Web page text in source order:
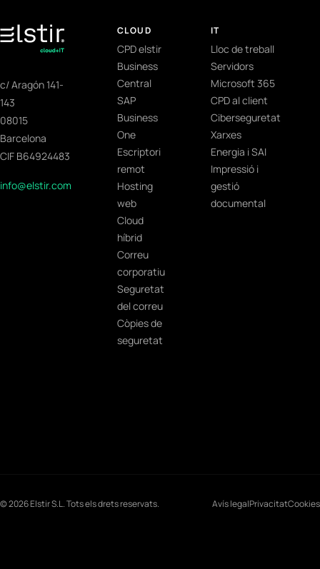
c/ Aragón 141-
143
08015
Barcelona
CIF B64924483
info@elstir.com
CLOUD
CPD elstir
Business
Central
SAP
Business
One
Escriptori
remot
Hosting
web
Cloud
híbrid
Correu
corporatiu
Seguretat
del correu
Còpies de
seguretat
IT
Lloc de treball
Servidors
Microsoft 365
CPD al client
Ciberseguretat
Xarxes
Energia i SAI
Impressió i
gestió
documental
© 2026 Elstir S.L. Tots els drets reservats. Avís legalPrivacitatCookies